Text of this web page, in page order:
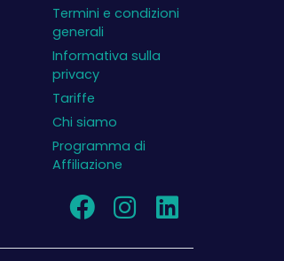
Termini e condizioni
generali
Informativa sulla
privacy
Tariffe
Chi siamo
Programma di
Affiliazione